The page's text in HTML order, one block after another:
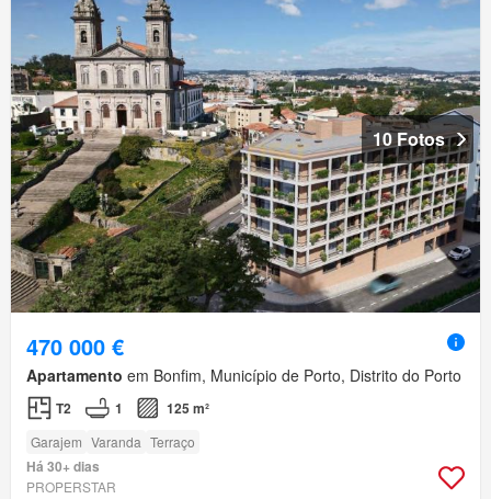
10 Fotos
470 000 €
Apartamento em Bonfim, Município de Porto, Distrito do Porto
T2 1 125 m²
Garajem Varanda Terraço
Há 30+ dias
PROPERSTAR